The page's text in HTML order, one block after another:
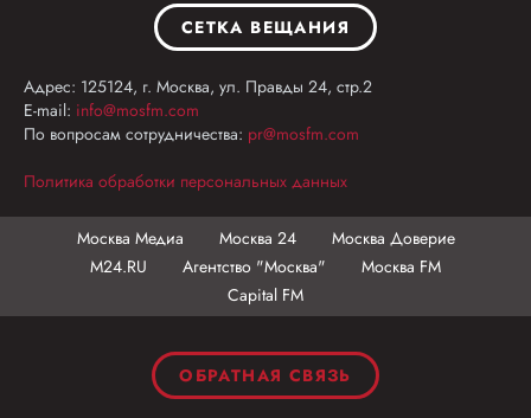
СЕТКА ВЕЩАНИЯ
Адрес: 125124, г. Москва, ул. Правды 24, стр.2
E-mail: info@mosfm.com
По вопросам сотрудничества: pr@mosfm.com
Политика обработки персональных данных
Москва Медиа Москва 24
Москва Доверие
М24.RU
Агентство "Москва"
Москва FM
Capital FM
ОБРАТНАЯ СВЯЗЬ